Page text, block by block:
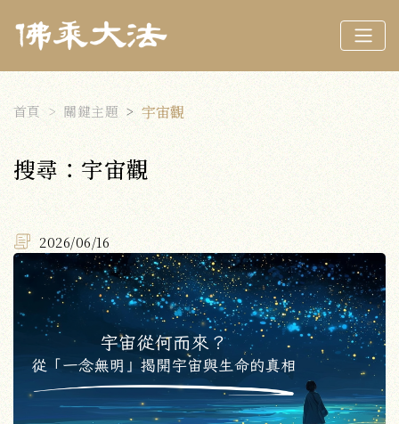
首頁 關鍵主題 宇宙觀
搜尋：宇宙觀
2026/06/16